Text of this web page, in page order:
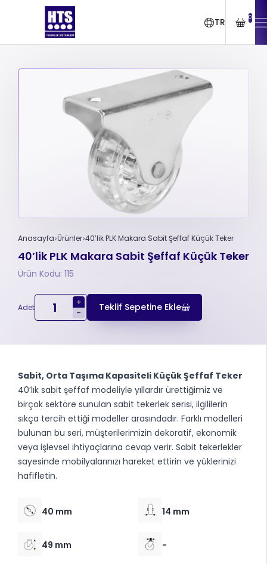
TR 0
Anasayfa Ürünler 40’lik PLK Makara Sabit Şeffaf Küçük Teker
40’lik PLK Makara Sabit Şeffaf Küçük Teker
Ürün Kodu: 115
Adet
+
-
Teklif Sepetine Ekle
Sabit, Orta Taşıma Kapasiteli Küçük Şeffaf Teker
40’lık sabit şeffaf modeliyle yıllardır ürettiğimiz ve
birçok sektöre sunulan sabit tekerlek serisi, ilgililerin
sıkça tercih ettiği modeller arasındadır. Farklı modelleri
bulunan bu seri, müşterilerimizin dekoratif, ekonomik
veya işlevsel ihtiyaçlarına cevap verir. Sabit tekerlekler
sayesinde mobilyalarınızı hareket ettirin ve yüklerinizi
hafifletin.
40 mm 14 mm
49 mm -